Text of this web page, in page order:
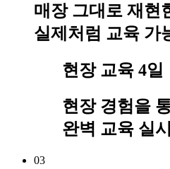
매장 그대로 재현
실제처럼 교육 가
현장 교육 4일
현장 경험을
완벽 교육 실
03